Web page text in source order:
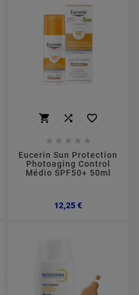
  
    
Eucerin Sun Protection
Photoaging Control
Médio SPF50+ 50ml
12,25 €Preço